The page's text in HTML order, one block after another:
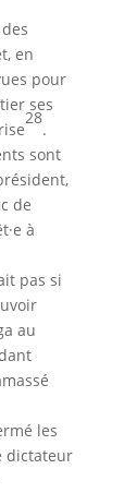
en
pour
ses
28
.
sont
de
à
pas si
au
les
dictateur